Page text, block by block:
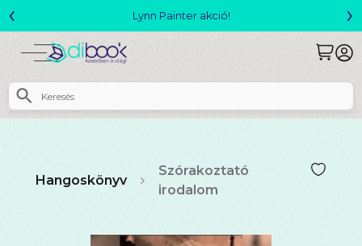
Megjelent! L. J. Shen: Legvadabb álmaimban szeretlek
‹ ›
Hangoskönyv
Szórakoztató
irodalom